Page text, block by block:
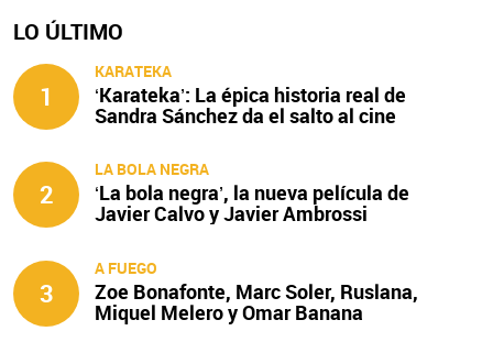
LO ÚLTIMO
1
KARATEKA
‘Karateka’: La épica historia real de
Sandra Sánchez da el salto al cine
2
LA BOLA NEGRA
‘La bola negra’, la nueva película de
Javier Calvo y Javier Ambrossi
3
A FUEGO
Zoe Bonafonte, Marc Soler, Ruslana,
Miquel Melero y Omar Banana
protagonizan ‘A fuego’